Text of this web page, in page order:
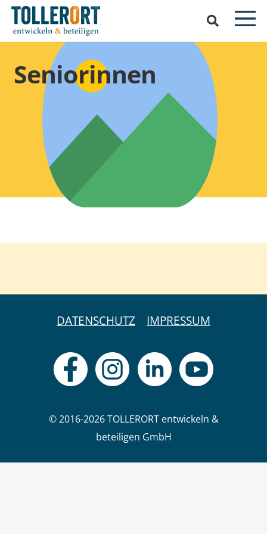
Seniorinnen
DATENSCHUTZ IMPRESSUM
© 2016-2026 TOLLERORT entwickeln &
beteiligen GmbH